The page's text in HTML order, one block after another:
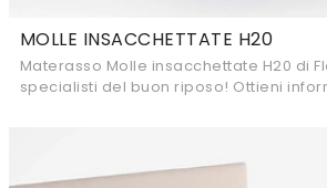
MOLLE INSACCHETTATE H20
Materasso Molle insacchettate H20 di
specialisti del buon riposo! Ottieni